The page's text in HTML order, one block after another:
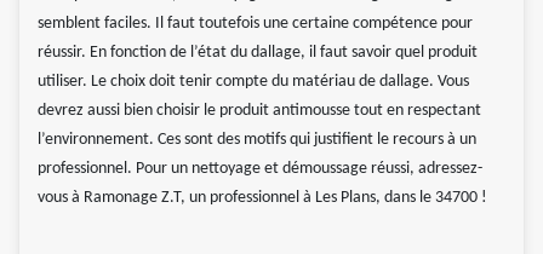
semblent faciles. Il faut toutefois une certaine compétence pour
réussir. En fonction de l’état du dallage, il faut savoir quel produit
utiliser. Le choix doit tenir compte du matériau de dallage. Vous
devrez aussi bien choisir le produit antimousse tout en respectant
l’environnement. Ces sont des motifs qui justifient le recours à un
professionnel. Pour un nettoyage et démoussage réussi, adressez-
vous à Ramonage Z.T, un professionnel à Les Plans, dans le 34700 !